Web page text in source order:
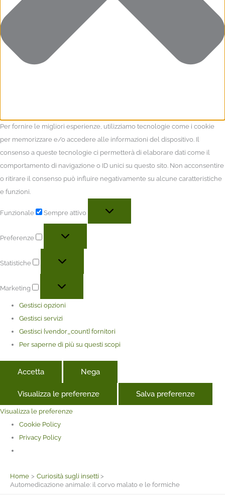
Per fornire le migliori esperienze, utilizziamo tecnologie come i cookie
per memorizzare e/o accedere alle informazioni del dispositivo. Il
consenso a queste tecnologie ci permetterà di elaborare dati come il
comportamento di navigazione o ID unici su questo sito. Non acconsentire
o ritirare il consenso può influire negativamente su alcune caratteristiche
e funzioni.
Funzionale Sempre attivo
Preferenze
Statistiche
Marketing
Gestisci opzioni
Gestisci servizi
Gestisci {vendor_count} fornitori
Per saperne di più su questi scopi
Accetta Nega
Visualizza le preferenze Salva preferenze
Visualizza le preferenze
Cookie Policy
Privacy Policy
Home
Curiosità sugli insetti
Automedicazione animale: il corvo malato e le formiche